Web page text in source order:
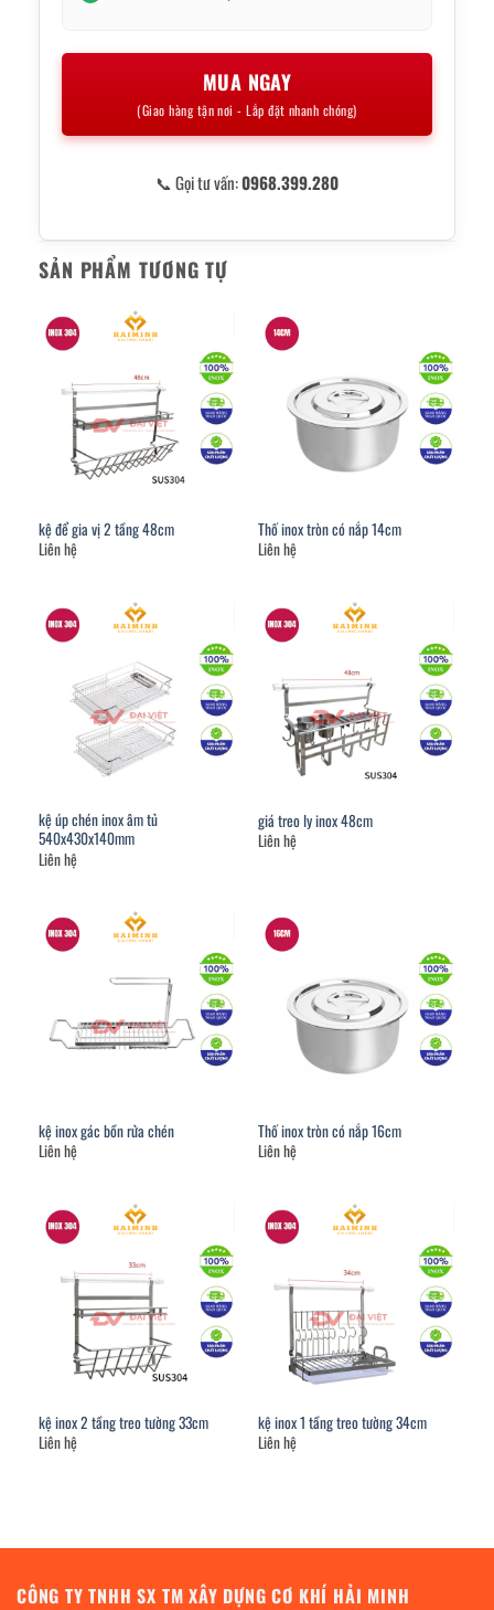
MUA NGAY
(Giao hàng tận nơi - Lắp đặt nhanh chóng)
📞 Gọi tư vấn:0968.399.280
SẢN PHẨM TƯƠNG TỰ
kệ để gia vị 2 tầng 48cm
Liên hệ
Thố inox tròn có nắp 14cm
Liên hệ
kệ úp chén inox âm tủ
540x430x140mm
Liên hệ
giá treo ly inox 48cm
Liên hệ
kệ inox gác bồn rửa chén
Liên hệ
Thố inox tròn có nắp 16cm
Liên hệ
kệ inox 2 tầng treo tường 33cm
Liên hệ
kệ inox 1 tầng treo tường 34cm
Liên hệ
CÔNG TY TNHH SX TM XÂY DỰNG CƠ KHÍ HẢI MINH